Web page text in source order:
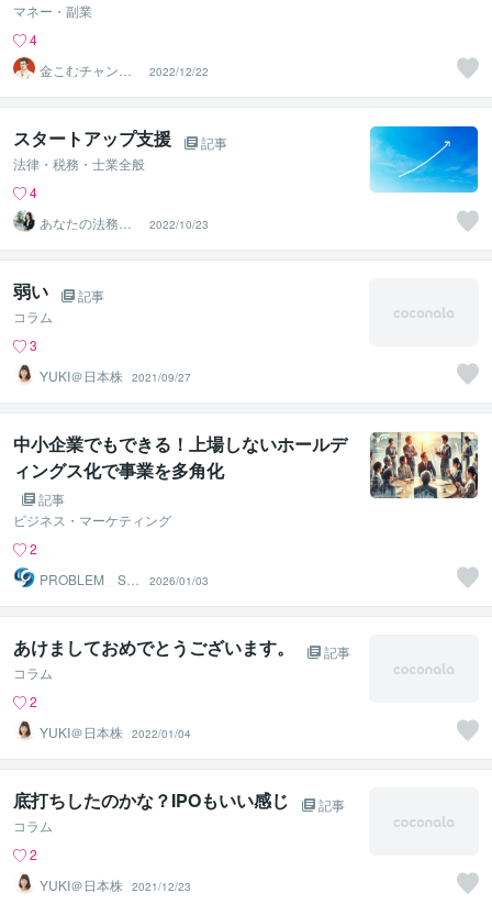
マネー・副業
4
金こむチャンネ
ル ～チャート
分析の職人～
2022/12/22
スタートアップ支援
記事
法律・税務・士業全般
4
あなたの法務秘
書 Moe
2022/10/23
弱い
記事
コラム
3
YUKI＠日本株 2021/09/27
中小企業でもできる！上場しないホールデ
ィングス化で事業を多角化
記事
ビジネス・マーケティング
2
PROBLEM＿SO
2026/01/03
あけましておめでとうございます。
記事
コラム
2
YUKI＠日本株 2022/01/04
底打ちしたのかな？IPOもいい感じ
記事
コラム
2
YUKI＠日本株 2021/12/23